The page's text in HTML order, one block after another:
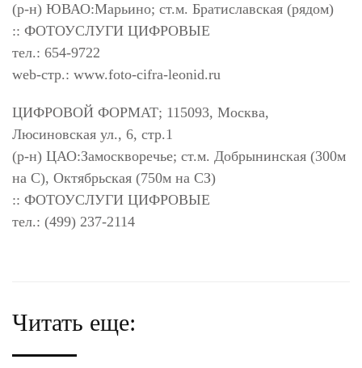
(р-н) ЮВАО:Марьино; ст.м. Братиславская (рядом)
:: ФОТОУСЛУГИ ЦИФРОВЫЕ
тел.: 654-9722
web-стр.: www.foto-cifra-leonid.ru
ЦИФРОВОЙ ФОРМАТ; 115093, Москва,
Люсиновская ул., 6, стр.1
(р-н) ЦАО:Замоскворечье; ст.м. Добрынинская (300м
на С), Октябрьская (750м на СЗ)
:: ФОТОУСЛУГИ ЦИФРОВЫЕ
тел.: (499) 237-2114
Читать еще: